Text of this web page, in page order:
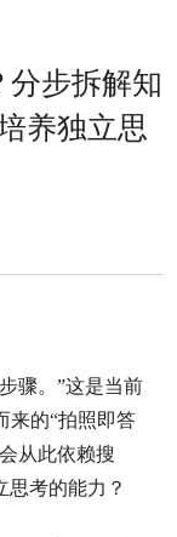
分步拆解知
养独立思
骤。”这是当前
来的“拍照即答
从此依赖搜
思考的能力？